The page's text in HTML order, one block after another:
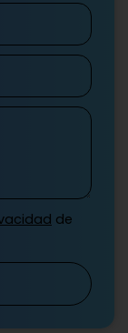
de